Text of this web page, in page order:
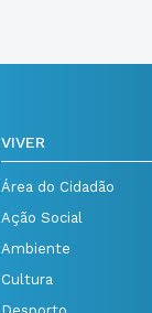
VIVER
Área do Cidadão
Ação Social
Ambiente
Cultura